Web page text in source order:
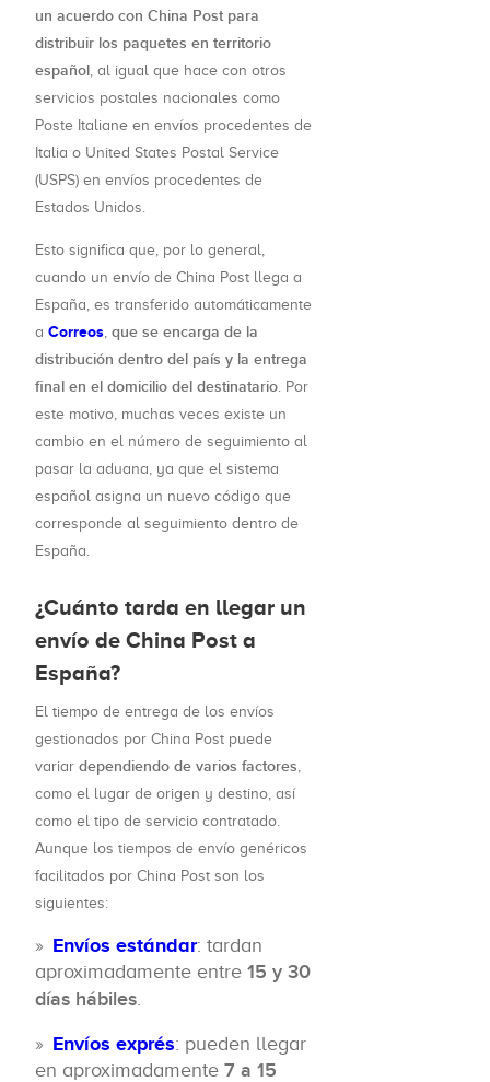
un acuerdo con China Post para
distribuir los paquetes en territorio
español, al igual que hace con otros
servicios postales nacionales como
Poste Italiane en envíos procedentes de
Italia o United States Postal Service
(USPS) en envíos procedentes de
Estados Unidos.
Esto significa que, por lo general,
cuando un envío de China Post llega a
España, es transferido automáticamente
a Correos, que se encarga de la
distribución dentro del país y la entrega
final en el domicilio del destinatario. Por
este motivo, muchas veces existe un
cambio en el número de seguimiento al
pasar la aduana, ya que el sistema
español asigna un nuevo código que
corresponde al seguimiento dentro de
España.
¿Cuánto tarda en llegar un
envío de China Post a
España?
El tiempo de entrega de los envíos
gestionados por China Post puede
variar dependiendo de varios factores,
como el lugar de origen y destino, así
como el tipo de servicio contratado.
Aunque los tiempos de envío genéricos
facilitados por China Post son los
siguientes:
Envíos estándar: tardan
aproximadamente entre 15 y 30
días hábiles.
Envíos exprés: pueden llegar
en aproximadamente 7 a 15